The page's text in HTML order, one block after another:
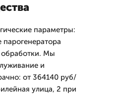
параметры:
обработки. Мы
и
от 364140 руб/
улица, 2 при